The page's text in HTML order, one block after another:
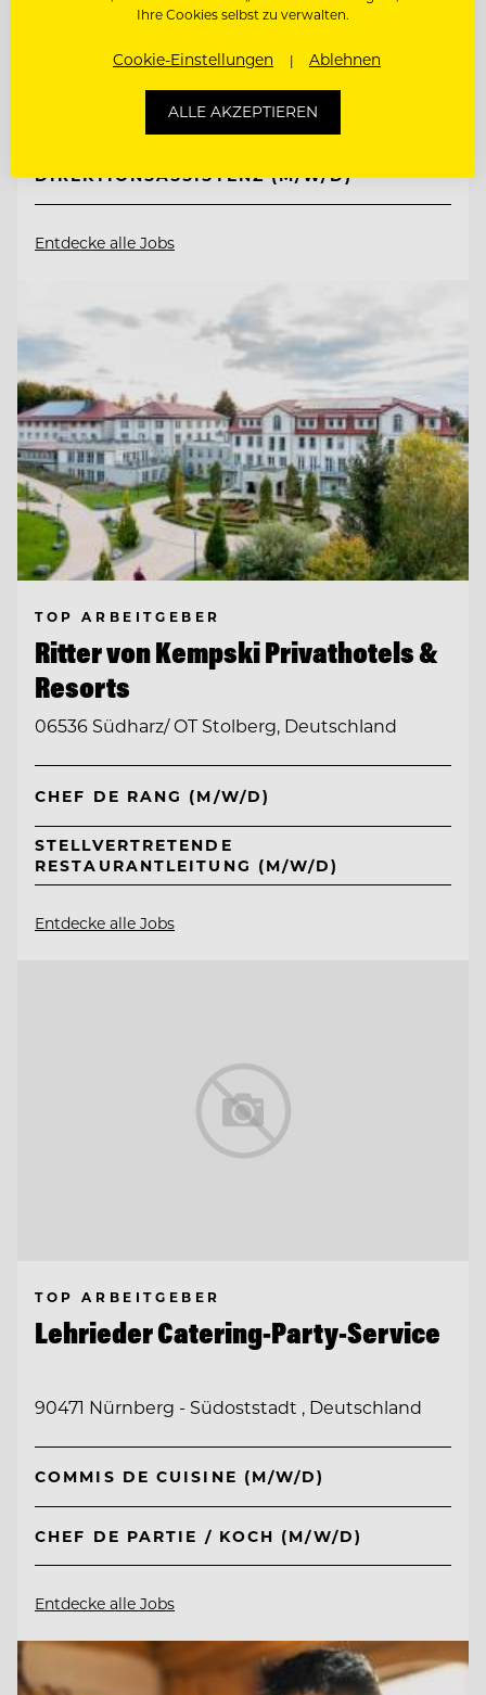
CHEF DE RANG
DIREKTIONSASSISTENZ (M/W/D)
Entdecke alle Jobs
TOP ARBEITGEBER
Ritter von Kempski Privathotels &
Resorts
06536 Südharz/ OT Stolberg, Deutschland
CHEF DE RANG (M/W/D)
STELLVERTRETENDE
RESTAURANTLEITUNG (M/W/D)
Entdecke alle Jobs
TOP ARBEITGEBER
Lehrieder Catering-Party-Service
90471 Nürnberg - Südoststadt , Deutschland
COMMIS DE CUISINE (M/W/D)
CHEF DE PARTIE / KOCH (M/W/D)
Entdecke alle Jobs
Ihre Cookies selbst zu verwalten.
Cookie-Einstellungen Ablehnen
ALLE AKZEPTIEREN